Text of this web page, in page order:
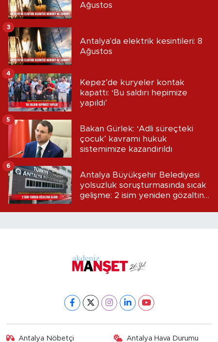
Ağustos
Antalya'da elektrik kesintileri: 8
Ağustos
3
Kepez’de kuryeler kontak
kapattı: ‘Bu saldırı hepimize
yapıldı’
4
Bakan Gürlek: ‘Adli süreçteki
çocuk’ kavramı hukuk
sistemimize kazandırıldı
5
Antalya Büyükşehir Belediyesi
yolsuzluk soruşturmasında sıcak
gelişme: 2 isim yeniden gözaltına
6
Antalya Nöbetçi Antalya Hava Durumu